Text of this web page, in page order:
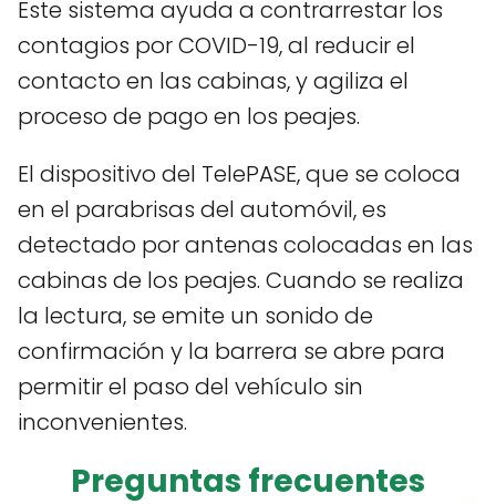
Este sistema ayuda a contrarrestar los
contagios por COVID-19, al reducir el
contacto en las cabinas, y agiliza el
proceso de pago en los peajes.
El dispositivo del TelePASE, que se coloca
en el parabrisas del automóvil, es
detectado por antenas colocadas en las
cabinas de los peajes. Cuando se realiza
la lectura, se emite un sonido de
confirmación y la barrera se abre para
permitir el paso del vehículo sin
inconvenientes.
Preguntas frecuentes